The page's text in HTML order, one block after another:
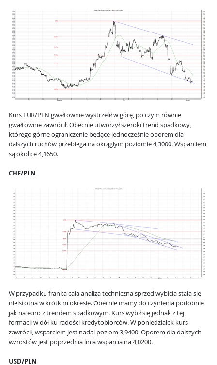
Kurs EUR/PLN gwałtownie wystrzelił w górę, po czym równie
gwałtownie zawrócił. Obecnie utworzył szeroki trend spadkowy,
którego górne ograniczenie będące jednocześnie oporem dla
dalszych ruchów przebiega na okrągłym poziomie 4,3000. Wsparciem
są okolice 4,1650.
CHF/PLN
W przypadku franka cała analiza techniczna sprzed wybicia stała się
nieistotna w krótkim okresie. Obecnie mamy do czynienia podobnie
jak na euro z trendem spadkowym. Kurs wybił się jednak z tej
formacji w dół ku radości kredytobiorców. W poniedziałek kurs
zawrócił, wsparciem jest nadal poziom 3,9400. Oporem dla dalszych
wzrostów jest poprzednia linia wsparcia na 4,0200.
USD/PLN